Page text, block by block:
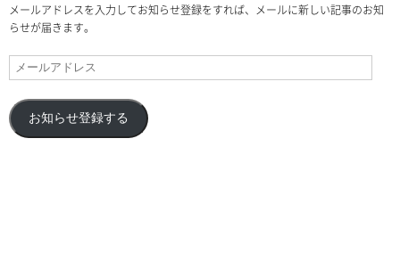
メールアドレスを入力してお知らせ登録をすれば、メールに新しい記事のお知
らせが届きます。
お知らせ登録する